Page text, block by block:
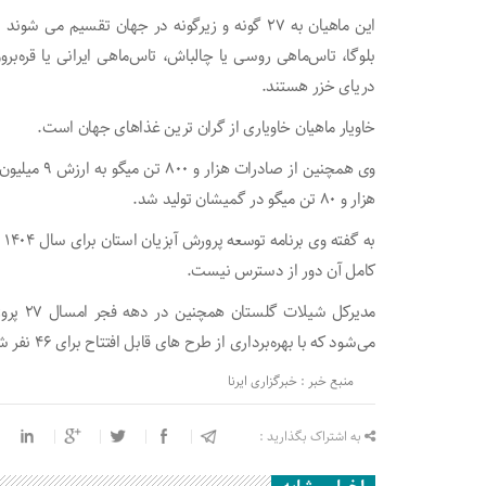
این ماهیان به ۲۷ گونه و زیرگونه در جهان
بلوگا، تاس‌ماهی روسی یا چالباش، تاس‌ماهی ایرانی یا
دریای خزر هستند.
خاویار ماهیان خاویاری از گران ترین غذاهای جهان است.
هزار و ۸۰ تن میگو در گمیشان تولید شد.
کامل آن دور از دسترس نیست.
می‌شود که با بهره‌برداری از طرح های قابل افتتاح برای ۴۶ نفر شغل ایجاد خواهد شد.
منبع خبر : خبرگزاری ایرنا
به اشتراک بگذارید :